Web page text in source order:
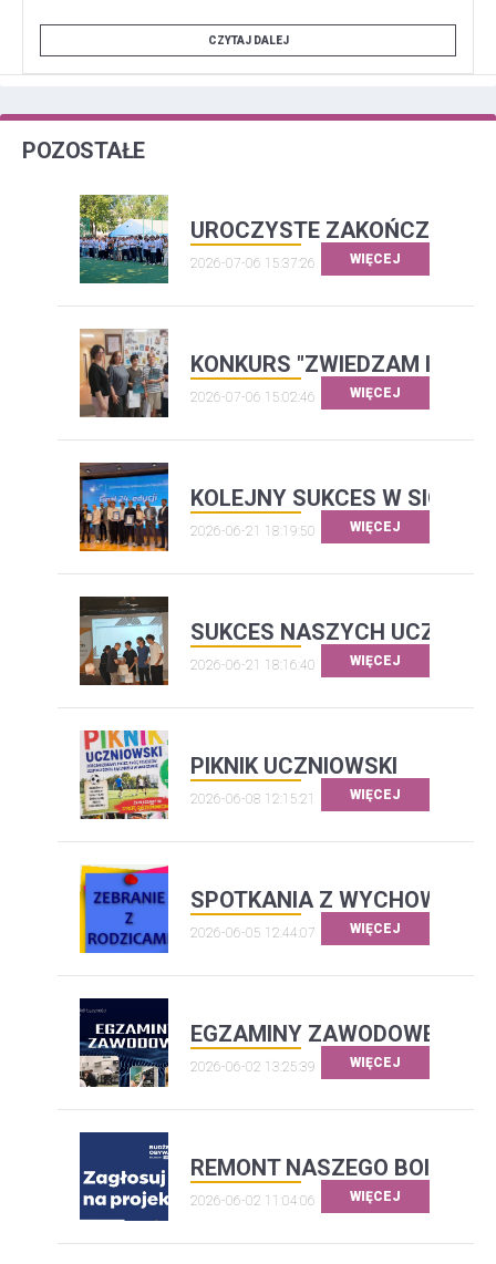
CZYTAJ DALEJ
POZOSTAŁE
UROCZYSTE ZAKOŃCZENIE
2026-07-06 15:37:26 WIĘCEJ
KONKURS "ZWIEDZAM I
2026-07-06 15:02:46 WIĘCEJ
KOLEJNY SUKCES W SIGG
2026-06-21 18:19:50 WIĘCEJ
SUKCES NASZYCH
2026-06-21 18:16:40 WIĘCEJ
PIKNIK UCZNIOWSKI
2026-06-08 12:15:21 WIĘCEJ
SPOTKANIA Z
2026-06-05 12:44:07 WIĘCEJ
EGZAMINY ZAWODOWE
2026-06-02 13:25:39 WIĘCEJ
REMONT NASZEGO BOISKA
2026-06-02 11:04:06 WIĘCEJ